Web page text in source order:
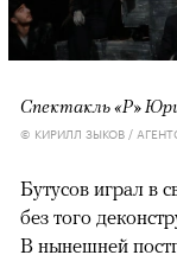
Спектакль «Р»
© КИРИЛЛ ЗЫКОВ /
Бутусов играл в
без того
В нынешней